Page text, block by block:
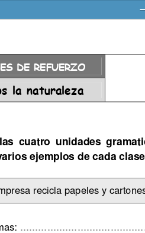
DE REFUERZO
la naturaleza
cuatro  unidades
ejemplos de cada
recicla papeles y